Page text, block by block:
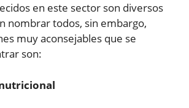
en este sector son diversos
nombrar todos, sin embargo,
muy aconsejables que se
son: